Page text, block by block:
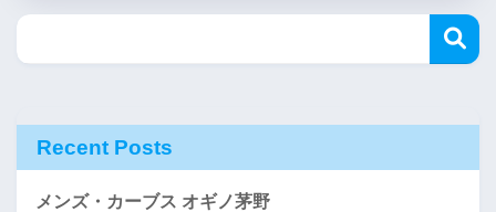
Recent Posts
メンズ・カーブス オギノ茅野